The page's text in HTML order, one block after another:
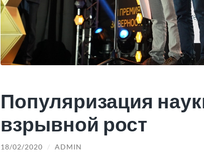
Популяризация
взрывной рост
18/02/2020 / ADMIN